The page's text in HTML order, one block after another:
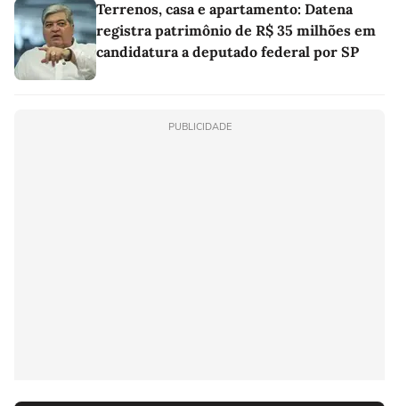
Terrenos, casa e apartamento: Datena
registra patrimônio de R$ 35 milhões em
candidatura a deputado federal por SP
PUBLICIDADE